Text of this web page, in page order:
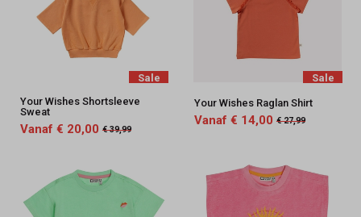
Sale
Your Wishes Shortsleeve
Sweat
Vanaf € 20,00 € 39,99
Sale
Your Wishes Raglan Shirt
Vanaf € 14,00 € 27,99